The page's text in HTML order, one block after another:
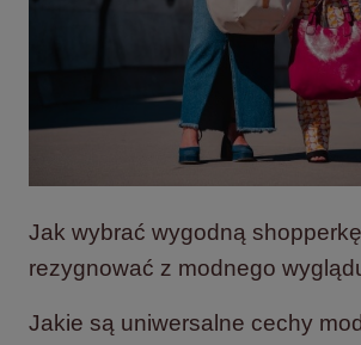
Jak wybrać wygodną
rezygnować z modnego
Jakie są uniwersalne cechy